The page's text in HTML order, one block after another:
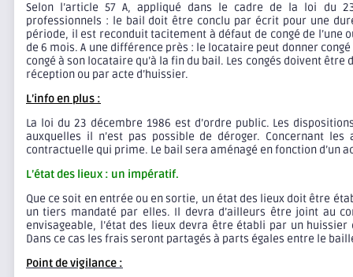
Selon l’article 57 A, appliqué dans le cadre de la loi du
professionnels : le bail doit être conclu par écrit pour une
période, il est reconduit tacitement à défaut de congé de l’une
de 6 mois. A une différence près : le locataire peut donner
congé à son locataire qu’à la fin du bail. Les congés doivent
réception ou par acte d’huissier.
L’info en plus :
La loi du 23 décembre 1986 est d’ordre public. Les
auxquelles il n’est pas possible de déroger. Concernant
contractuelle qui prime. Le bail sera aménagé en fonction d’un
L’état des lieux : un impératif.
Que ce soit en entrée ou en sortie, un état des lieux doit être
un tiers mandaté par elles. Il devra d’ailleurs être joint au
envisageable, l’état des lieux devra être établi par un
Dans ce cas les frais seront partagés à parts égales entre le
Point de vigilance :